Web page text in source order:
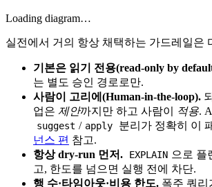
Loading diagram…
실전에서 거의 항상 채택하는 가드레일은
기본은 읽기 전용(read-only by
는 별도 승인 경로로만.
사람이 고리에(Human-in-the-loop).
업은 제안까지만 하고 사람이 적용.
suggest / apply 분리가 정확히 이
넌스 편 참고.
항상 dry-run 먼저.
EXPLAIN 으로 플
고, 한도를 넘으면 실행 전에 차단.
행 수·타임아웃·비용 한도. 폭주 쿼리